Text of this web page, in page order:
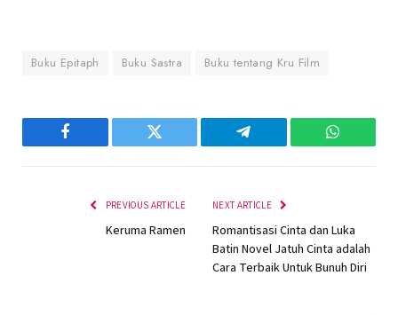
Buku Epitaph Buku Sastra Buku tentang Kru Film
Facebook Twitter Telegram
PREVIOUS ARTICLE
Keruma Ramen
NEXT ARTICLE
Romantisasi Cinta dan Luka
Batin Novel Jatuh Cinta adalah
Cara Terbaik Untuk Bunuh Diri